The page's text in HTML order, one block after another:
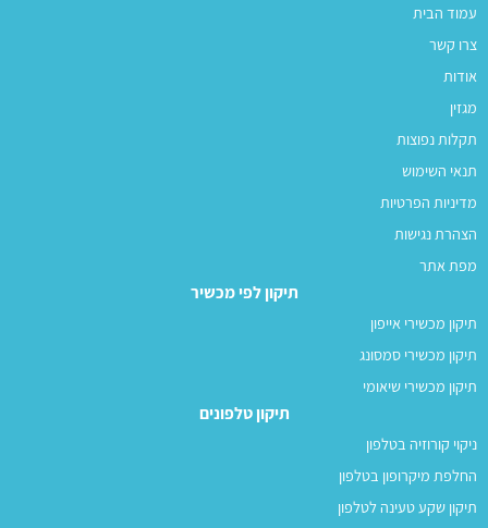
עמוד הבית
צרו קשר
אודות
מגזין
תקלות נפוצות
תנאי השימוש
מדיניות הפרטיות
הצהרת נגישות
מפת אתר
תיקון לפי מכשיר
תיקון מכשירי אייפון
תיקון מכשירי סמסונג
תיקון מכשירי שיאומי
תיקון טלפונים
ניקוי קורוזיה בטלפון
החלפת מיקרופון בטלפון
תיקון שקע טעינה לטלפון